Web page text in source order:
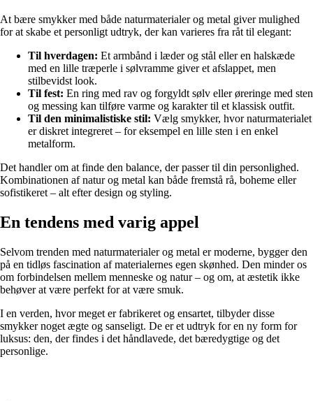
At bære smykker med både naturmaterialer og metal giver mulighed
for at skabe et personligt udtryk, der kan varieres fra råt til elegant:
Til hverdagen: Et armbånd i læder og stål eller en halskæde
med en lille træperle i sølvramme giver et afslappet, men
stilbevidst look.
Til fest: En ring med rav og forgyldt sølv eller øreringe med sten
og messing kan tilføre varme og karakter til et klassisk outfit.
Til den minimalistiske stil: Vælg smykker, hvor naturmaterialet
er diskret integreret – for eksempel en lille sten i en enkel
metalform.
Det handler om at finde den balance, der passer til din personlighed.
Kombinationen af natur og metal kan både fremstå rå, boheme eller
sofistikeret – alt efter design og styling.
En tendens med varig appel
Selvom trenden med naturmaterialer og metal er moderne, bygger den
på en tidløs fascination af materialernes egen skønhed. Den minder os
om forbindelsen mellem menneske og natur – og om, at æstetik ikke
behøver at være perfekt for at være smuk.
I en verden, hvor meget er fabrikeret og ensartet, tilbyder disse
smykker noget ægte og sanseligt. De er et udtryk for en ny form for
luksus: den, der findes i det håndlavede, det bæredygtige og det
personlige.